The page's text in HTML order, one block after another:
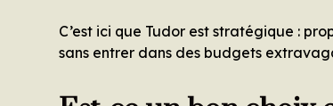
C’est ici que Tudor est stratégique :
sans entrer dans des budgets